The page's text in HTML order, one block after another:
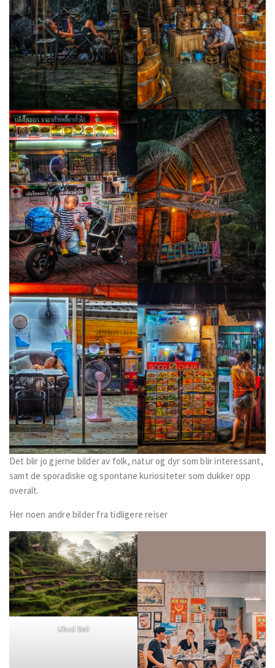
Det blir jo gjerne bilder av folk, natur og dyr som blir interessant,
samt de sporadiske og spontane kuriositeter som dukker opp
overalt.
Her noen andre bilder fra tidligere reiser
Ubud Bali